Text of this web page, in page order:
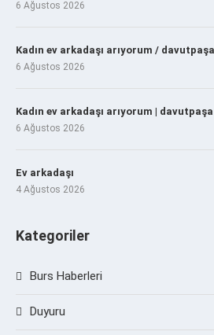
6 Ağustos 2026
Kadın ev arkadaşı arıyorum / davutpaşa
6 Ağustos 2026
Kadın ev arkadaşı arıyorum | davutpaşa
6 Ağustos 2026
Ev arkadaşı
4 Ağustos 2026
Kategoriler
Burs Haberleri
Duyuru